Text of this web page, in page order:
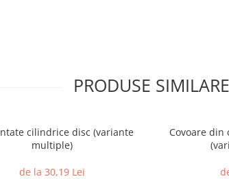
PRODUSE SIMILARE
cilindrice disc (variante
multiple)
de la 30,19 Lei
Covoare din